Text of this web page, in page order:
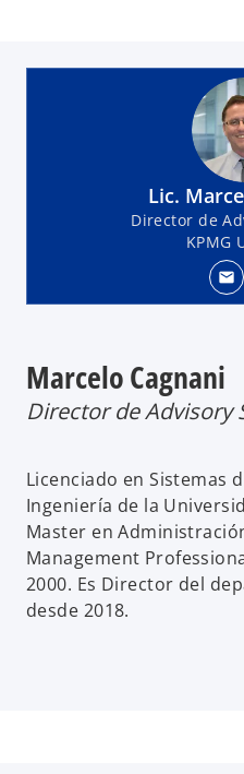
Lic.
Director de
KPMG
mail
Marcelo Cagnani
Director de Advisory
Licenciado en Sistemas
Ingeniería de la
Master en
Management
2000. Es Director del
desde 2018.